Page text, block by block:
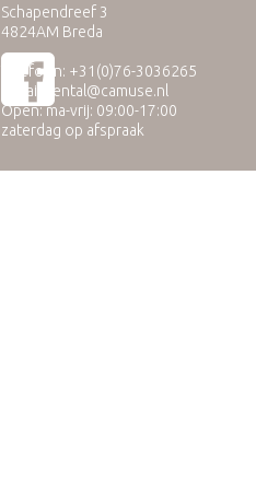
Schapendreef 3
4824AM Breda
Telefoon: +31(0)76-3036265
E-mail:
rental@camuse.nl
Open: ma-vrij: 09:00-17:00
zaterdag op afspraak